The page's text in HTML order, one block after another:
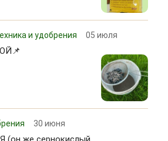
и удобрения 05 июля
30 июня